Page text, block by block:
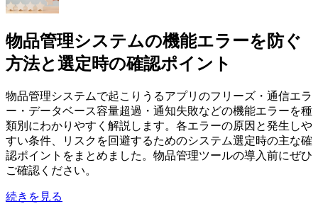
物品管理システムの機能エラーを防ぐ
方法と選定時の確認ポイント
物品管理システムで起こりうるアプリのフリーズ・通信エラ
ー・データベース容量超過・通知失敗などの機能エラーを種
類別にわかりやすく解説します。各エラーの原因と発生しや
すい条件、リスクを回避するためのシステム選定時の主な確
認ポイントをまとめました。物品管理ツールの導入前にぜひ
ご確認ください。
続きを見る